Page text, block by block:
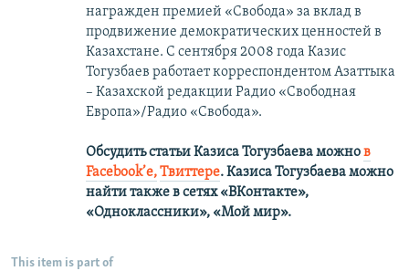
награжден премией «Свобода» за вклад в
продвижение демократических ценностей в
Казахстане. С сентября 2008 года Казис
Тогузбаев работает корреспондентом Азаттыка
– Казахской редакции Радио «Свободная
Европа»/Радио «Свобода».
Обсудить статьи Казиса Тогузбаева можнов
Facebook’е,Твиттере.Казиса Тогузбаева можно
найти также в сетях«ВКонтакте»,
«Одноклассники», «Мой мир».
This item is part of